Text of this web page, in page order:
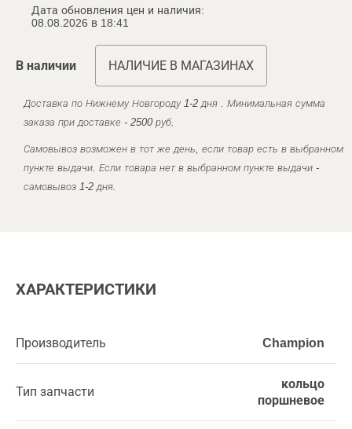
Дата обновления цен и наличия:
08.08.2026 в 18:41
В наличии НАЛИЧИЕ В МАГАЗИНАХ
Доставка по Нижнему Новгороду 1-2 дня . Минимальная сумма
заказа при доставке - 2500 руб.
Самовывоз возможен в тот же день, если товар есть в выбранном
пункте выдачи. Если товара нет в выбранном пункте выдачи -
самовывоз 1-2 дня.
ХАРАКТЕРИСТИКИ
Производитель Champion
Тип запчасти
кольцо
поршневое